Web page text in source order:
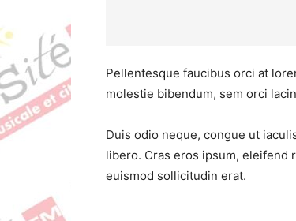
Pellentesque faucibus orci at
molestie bibendum, sem orci
Duis odio neque, congue ut
libero. Cras eros ipsum, eleifend
euismod sollicitudin erat.